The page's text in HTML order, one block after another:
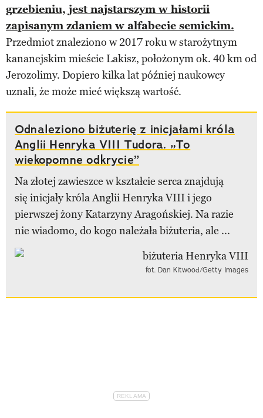
grzebieniu, jest najstarszym w historii
zapisanym zdaniem w alfabecie semickim.
Przedmiot znaleziono w 2017 roku w starożytnym
kananejskim mieście Lakisz, położonym ok. 40 km od
Jerozolimy. Dopiero kilka lat później naukowcy
uznali, że może mieć większą wartość.
Odnaleziono biżuterię z inicjałami króla
Anglii Henryka VIII Tudora. „To
wiekopomne odkrycie”
Na złotej zawieszce w kształcie serca znajdują
się inicjały króla Anglii Henryka VIII i jego
pierwszej żony Katarzyny Aragońskiej. Na razie
nie wiadomo, do kogo należała biżuteria, ale ...
fot. Dan Kitwood/Getty Images